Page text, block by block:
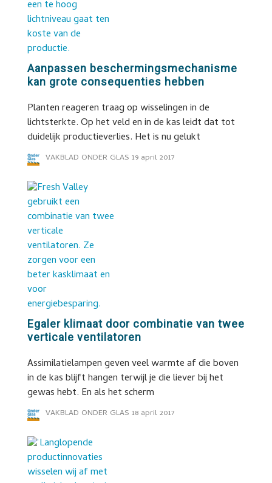
Aanpassen beschermingsmechanisme
kan grote consequenties hebben
Planten reageren traag op wisselingen in de
lichtsterkte. Op het veld en in de kas leidt dat tot
duidelijk productieverlies. Het is nu gelukt
VAKBLAD ONDER GLAS 19 april 2017
Egaler klimaat door combinatie van twee
verticale ventilatoren
Assimilatielampen geven veel warmte af die boven
in de kas blijft hangen terwijl je die liever bij het
gewas hebt. En als het scherm
VAKBLAD ONDER GLAS 18 april 2017